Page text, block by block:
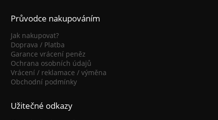
Průvodce nakupováním
Jak nakupovat?
Doprava / Platba
Garance vrácení peněz
Ochrana osobních údajů
Vrácení / reklamace / výměna
Obchodní podmínky
Užitečné odkazy